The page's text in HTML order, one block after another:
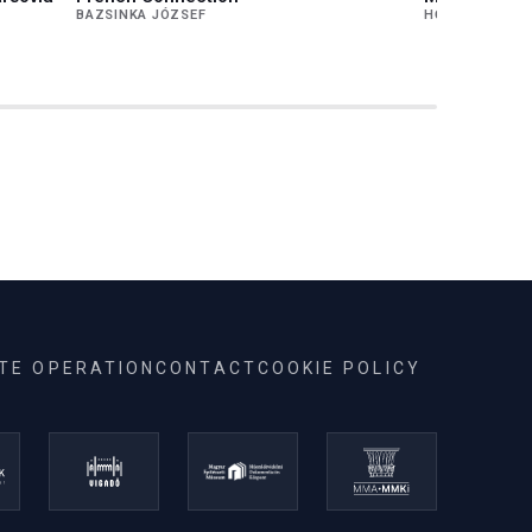
BAZSINKA JÓZSEF HŐNA
OPERATIONCONTACTCOOKIE POLICY